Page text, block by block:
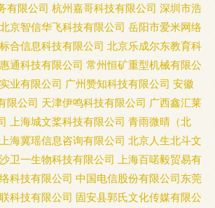
有限公司 杭州嘉哥科技有限公司 深圳市浩
北京智信华飞科技有限公司 岳阳市爱米网络
合信息科技有限公司 北京乐成尔东教育科
通科技有限公司 常州恒矿重型机械有限公
业有限公司 广州赞知科技有限公司 安徽
限公司 天津伊鸣科技有限公司 广西鑫汇莱
上海城文桨科技有限公司 青雨微晴（北
上海冀瑶信息咨询有限公司 北京人生北斗文
卫一生物科技有限公司 上海百喏毅贸易有
科技有限公司 中国电信股份有限公司东莞
科技有限公司 固安县郭氏文化传媒有限公